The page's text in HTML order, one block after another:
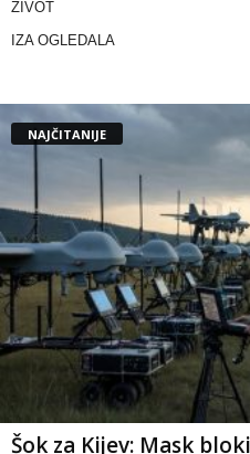
ŽIVOT
IZA OGLEDALA
NAJČITANIJE
Šok za Kijev: Mask